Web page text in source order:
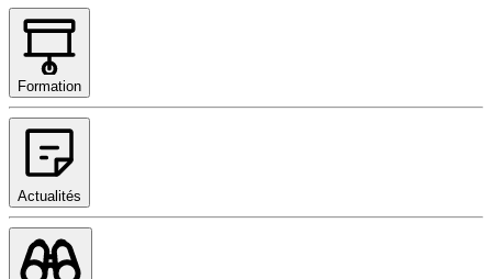
Formation
Actualités